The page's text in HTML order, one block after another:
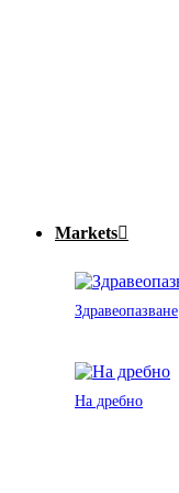
Markets
Здравеопазване
На дребно